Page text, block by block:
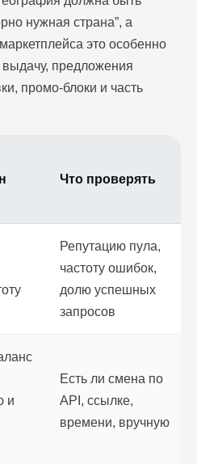
нужная страна”, а
это особенно
предложения
промо-блоки и часть
Что проверять
Репутацию пула,
частоту ошибок,
долю успешных
запросов
и
Есть ли смена по
API, ссылке,
времени, вручную